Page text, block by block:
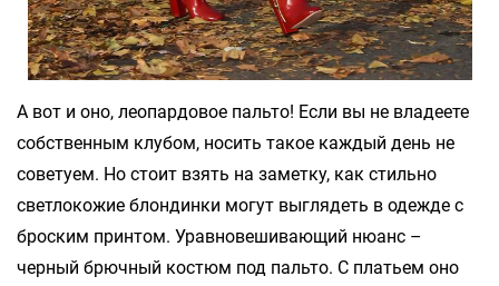
А вот и оно, леопардовое пальто! Если вы не владеете
собственным клубом, носить такое каждый день не
советуем. Но стоит взять на заметку, как стильно
светлокожие блондинки могут выглядеть в одежде с
броским принтом. Уравновешивающий нюанс –
черный брючный костюм под пальто. С платьем оно